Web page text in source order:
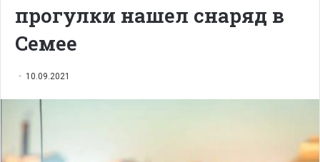
прогулки нашел снаряд в
Семее
10.09.2021